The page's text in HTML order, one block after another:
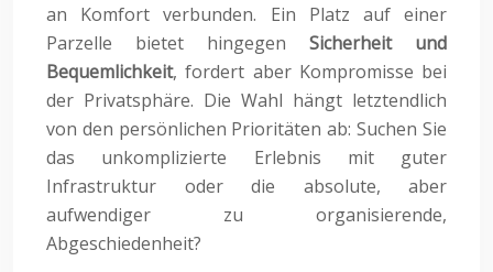
an Komfort verbunden. Ein Platz auf einer
Parzelle bietet hingegen Sicherheit und
Bequemlichkeit, fordert aber Kompromisse bei
der Privatsphäre. Die Wahl hängt letztendlich
von den persönlichen Prioritäten ab: Suchen Sie
das unkomplizierte Erlebnis mit guter
Infrastruktur oder die absolute, aber
aufwendiger zu organisierende,
Abgeschiedenheit?